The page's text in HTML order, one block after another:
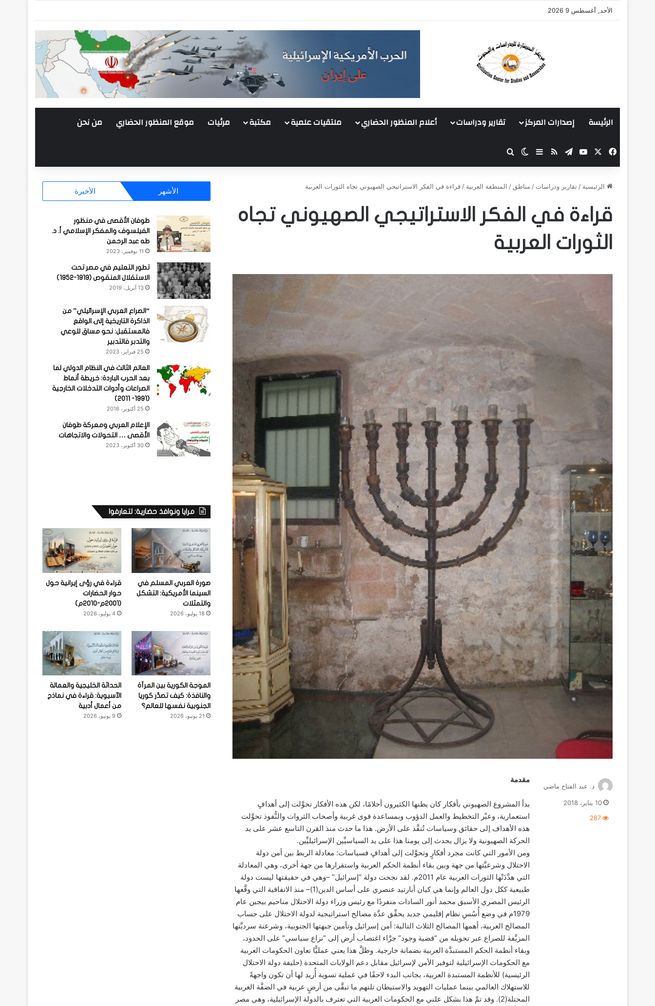
الأحد, أغسطس 9 2026
الرئيسة إصدارات المركز تقارير ودراسات أعلام المنظور الحضاري ملتقيات علمية مكتبة مرئيات موقع المنظور الحضاري من نحن
فيسبوك ‫YouTube
تيلقرامملخص الموقع RSS
إضافة عمود جانبي
الوضع المظلم
الرئيسية /تقارير ودراسات / مناطق/ المنطقة العربية /قراءة في الفكر الاستراتيجي الصهيوني تجاه الثورات العربية
قراءة في الفكر الاستراتيجي الصهيوني تجاه
الثورات العربية
مقدمة
بدأ المشروع الصهيوني بأفكار كان يظنها الكثيرون أحلامًا، لكن هذه الأفكار تحوَّلت إلى أهدافٍ
استعمارية، وعبْر التخطيط والعمل الدؤوب وبمساعدة قوى غربية وأصحاب الثروات والنُّفوذ تحوَّلت
هذه الأهداف إلى حقائق وسياسات تُنفَّذ على الأرض. هذا ما حدث منذ القرن التاسع عشر على يد
الحركة الصهيونية ولا يزال يحدث إلى يومنا هذا على يد السياسيِّين الإسرائيليِّين.
ومن الأمور التي كانت مجرد أفكارٍ وتحوَّلت إلى أهدافٍ فسياسات: معادلة الربط بين أمن دولة
الاحتلال وشرعيَّتها من جهة وبين بقاء أنظمة الحكم العربية واستقرارها من جهة أخرى، وهي المعادلة
التي هدَّدَتْها الثورات العربية عام 2011م. لقد نجحت دولة “إسرائيل” –وهي في حقيقتها ليست دولة
طبيعية ككل دول العالم وإنما هي كيان أبارتيد عنصري على أساس الدين(1)– منذ الاتفاقية التي وقَّعها
الرئيس المصري الأسبق محمد أنور السادات منفردًا مع رئيس وزراء دولة الاحتلال مناحيم بيجين عام
1979م في وضع أُسُسِ نظام إقليمي جديد يحقِّق عدَّة مصالح استراتيجية لدولة الاحتلال على حساب
المصالح العربية، أهمها المصالح الثلاث التالية: أمن إسرائيل وتأمين جبهتها الجنوبية، وشرعنة سرديَّتها
المزيَّفة للصراع عبر تحويله من “قضية وجود” جرَّاء اغتصاب أرض إلى “نزاع سياسي” على الحدود،
وبقاء أنظمة الحكم المستبدَّة العربية بضمانة خارجية. وظلَّ هذا يعني عمليًّا تعاون الحكومات العربية
مع الحكومات الإسرائيلية لتوفير الأمن لإسرائيل مقابل دعم الولايات المتحدة (حليفة دولة الاحتلال
الرئيسية) للأنظمة المستبدة العربية، بجانب البدء لاحقًا في عملية تسوية أُريد لها أن تكون واجهةً
للاستهلاك العالمي بينما عمليات التهويد والاستيطان تلتهم ما تبقَّى من أرضٍ عربية في الضفَّة الغربية
المحتلة(2). وقد تمَّ هذا بشكل علني مع الحكومات العربية التي تعترف بالدولة الإسرائيلية، وهي مصر
د. عبد الفتاح ماضي
10 يناير، 2018
287
الأشهر الأخيرة
طوفان الأقصى في منظور
الفيلسوف والمفكر الإسلامي أ. د.
طه عبد الرحمن
11 نوفمبر، 2023
تطور التعليم في مصر تحت
الاستقلال المنقوص (1919-1952)
13 أبريل، 2019
“الصراع العربي الإسرائيلي” من
الذاكرة التاريخية إلى الواقع
فالمستقبل: نحو مساق للوعي
والتدبر فالتدبير
25 فبراير، 2023
العالم الثالث في النظام الدولي لما
بعد الحرب الباردة: خريطة أنماط
الصراعات وأدوات التدخلات الخارجية
(1991- 2011)
25 أكتوبر، 2016
الإعلام العربي ومعركة طوفان
الأقصى … التحولات والاتجاهات
30 أكتوبر، 2023
مرايا ونوافذ حضارية: لتعارفوا
صورة العربي المسلم في
السينما الأمريكية: التشكل
والتمثلات
18 يوليو، 2026
قراءة في رؤى إيرانية حول
حوار الحضارات
(2001م-2010م)
4 يوليو، 2026
الموجة الكورية بين المرآة
والنافذة: كيف تصدِّر كوريا
الجنوبية نفسها للعالم؟
21 يونيو، 2026
الحداثة الخليجية والعمالة
الآسيوية: قراءة في نماذج
من أعمال أدبية
9 يونيو، 2026